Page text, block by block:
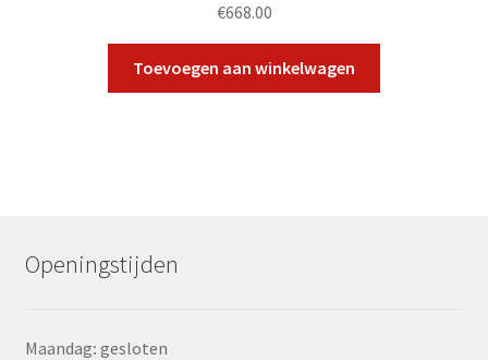
€668.00
Toevoegen aan winkelwagen
Openingstijden
Maandag: gesloten